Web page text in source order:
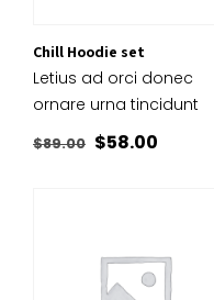
Chill Hoodie set
Letius ad orci donec
ornare urna tincidunt
$89.00 Le
$89.00.
$58.00
$58.00.